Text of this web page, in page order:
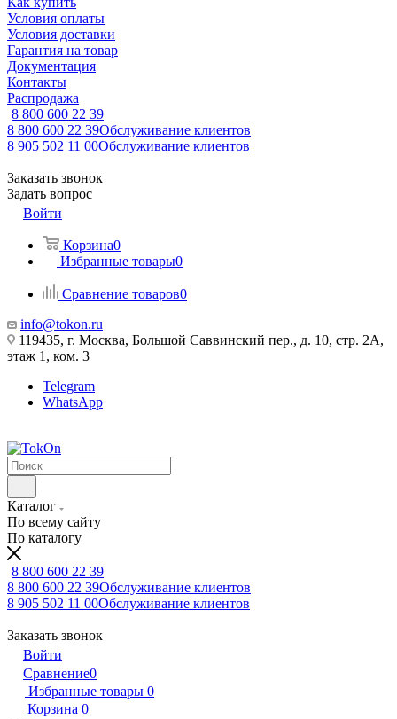
Условия оплаты
Условия доставки
Гарантия на товар
Документация
Контакты
Распродажа
8 800 600 22 39
8 800 600 22 39Обслуживание клиентов
8 905 502 11 00Обслуживание клиентов
Заказать звонок
Задать вопрос
Войти
Корзина0
Избранные товары0
Сравнение товаров0
info@tokon.ru
119435, г. Москва, Большой Саввинский пер., д. 10, стр. 2А,
этаж 1, ком. 3
Telegram
WhatsApp
Каталог
По всему сайту
По каталогу
8 800 600 22 39
8 800 600 22 39Обслуживание клиентов
8 905 502 11 00Обслуживание клиентов
Заказать звонок
Войти
Сравнение0
Избранные товары 0
Корзина 0